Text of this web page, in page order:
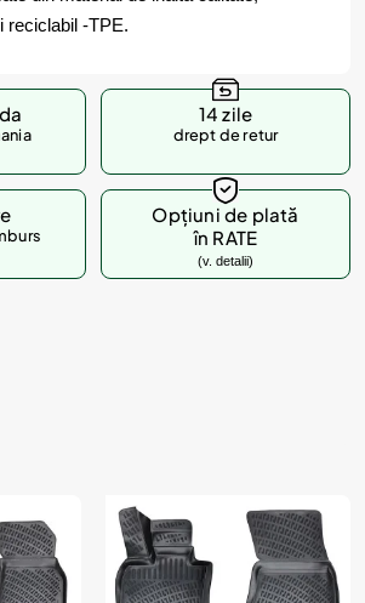
reciclabil -TPE.
14 zile
drept de retur
Opțiuni de plată
în RATE
(v. detalii)